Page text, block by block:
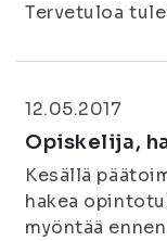
Tervetuloa
12.05.2017
Opiskelija,
Kesällä
hakea
myöntää